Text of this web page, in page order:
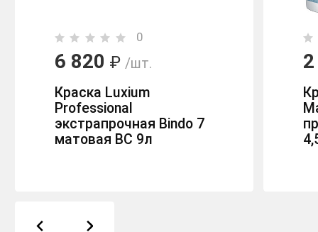
0
6 820 ₽ /шт.
Краска Luxium
Professional
экстрапрочная Bindo 7
матовая BC 9л